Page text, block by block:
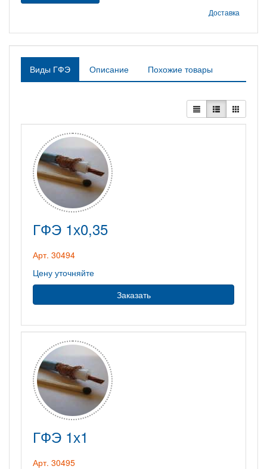
Доставка
Виды ГФЭ Описание Похожие товары
ГФЭ 1х0,35
Арт. 30494
Цену уточняйте
Заказать
ГФЭ 1х1
Арт. 30495